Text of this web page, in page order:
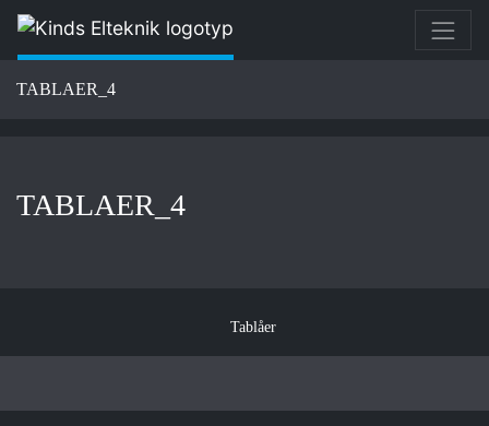
TABLAER_4
TABLAER_4
InläggsnavigeringTablåer